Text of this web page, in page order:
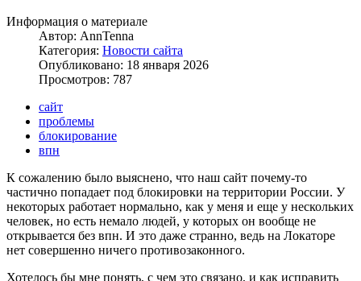
Информация о материале
Автор: AnnTenna
Категория: Новости сайта
Опубликовано: 18 января 2026
Просмотров: 787
сайт
проблемы
блокирование
впн
К сожалению было выяснено, что наш сайт почему-то
частично попадает под блокировки на территории России. У
некоторых работает нормально, как у меня и еще у нескольких
человек, но есть немало людей, у которых он вообще не
открывается без впн. И это даже странно, ведь на Локаторе
нет совершенно ничего противозаконного.
Хотелось бы мне понять, с чем это связано, и как исправить